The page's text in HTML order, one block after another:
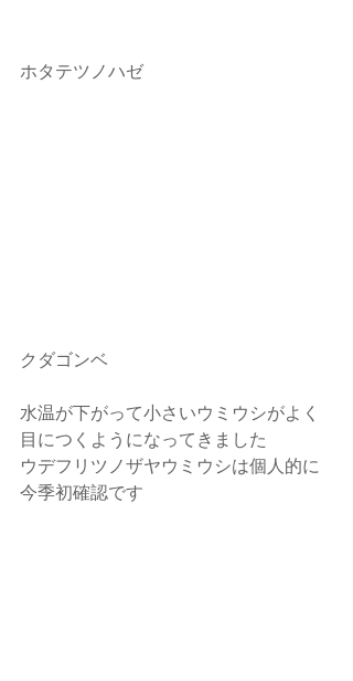
ホタテツノハゼ
クダゴンベ
水温が下がって小さいウミウシがよく
目につくようになってきました
ウデフリツノザヤウミウシは個人的に
今季初確認です